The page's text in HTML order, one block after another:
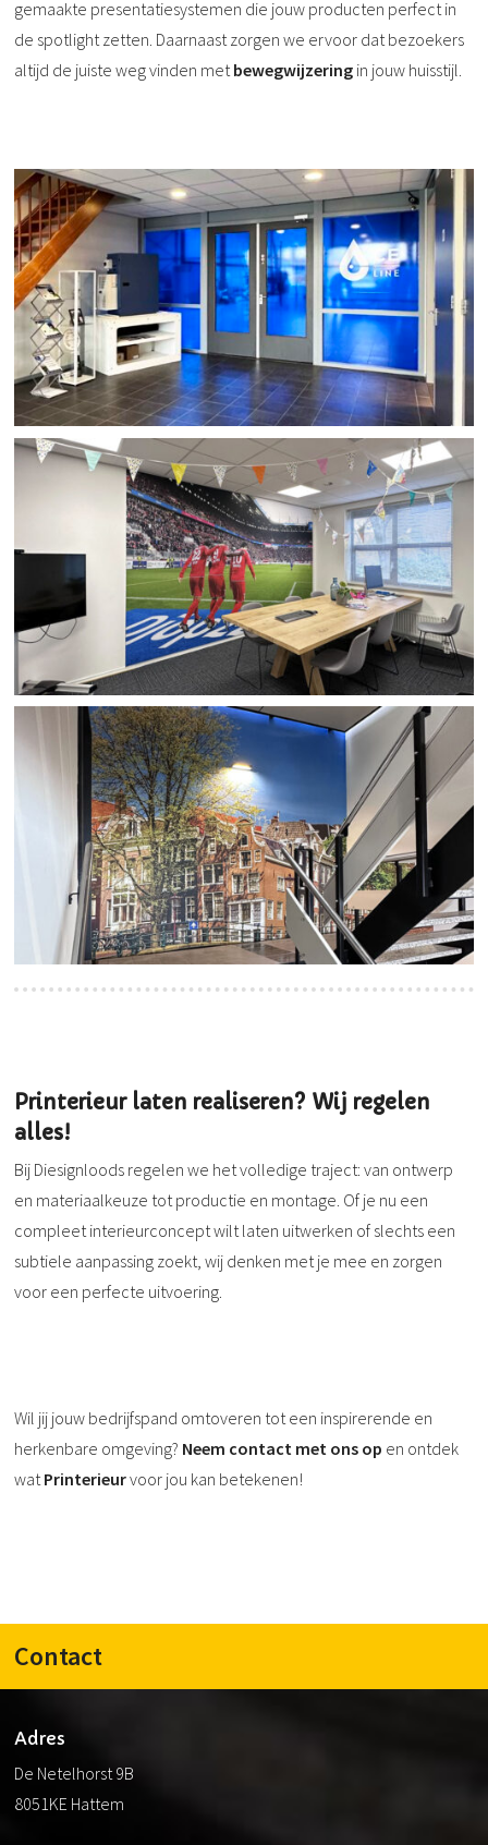
gemaakte presentatiesystemen die jouw producten perfect in
de spotlight zetten. Daarnaast zorgen we ervoor dat bezoekers
altijd de juiste weg vinden met bewegwijzering in jouw huisstijl.
Printerieur laten realiseren? Wij regelen
alles!
Bij Diesignloods regelen we het volledige traject: van ontwerp
en materiaalkeuze tot productie en montage. Of je nu een
compleet interieurconcept wilt laten uitwerken of slechts een
subtiele aanpassing zoekt, wij denken met je mee en zorgen
voor een perfecte uitvoering.
Wil jij jouw bedrijfspand omtoveren tot een inspirerende en
herkenbare omgeving? Neem contact met ons op en ontdek
wat Printerieurvoor jou kan betekenen!
Contact
Adres
De Netelhorst 9B
8051KE Hattem